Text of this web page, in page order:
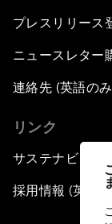
プレスリリース
ニュースレター
連絡先 (英語の
リンク
サステナビリテ
採用情報 (英語の